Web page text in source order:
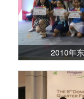
2010年